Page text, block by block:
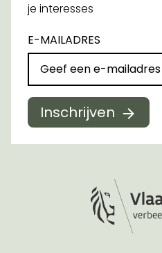
je interesses
E-MAILADRES
Inschrijven